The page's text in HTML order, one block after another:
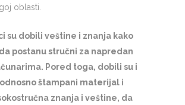
oblasti.
su dobili veštine i znanja kako
postanu stručni za napredan
Pored toga, dobili su i
štampani materijal i
znanja i veštine, da